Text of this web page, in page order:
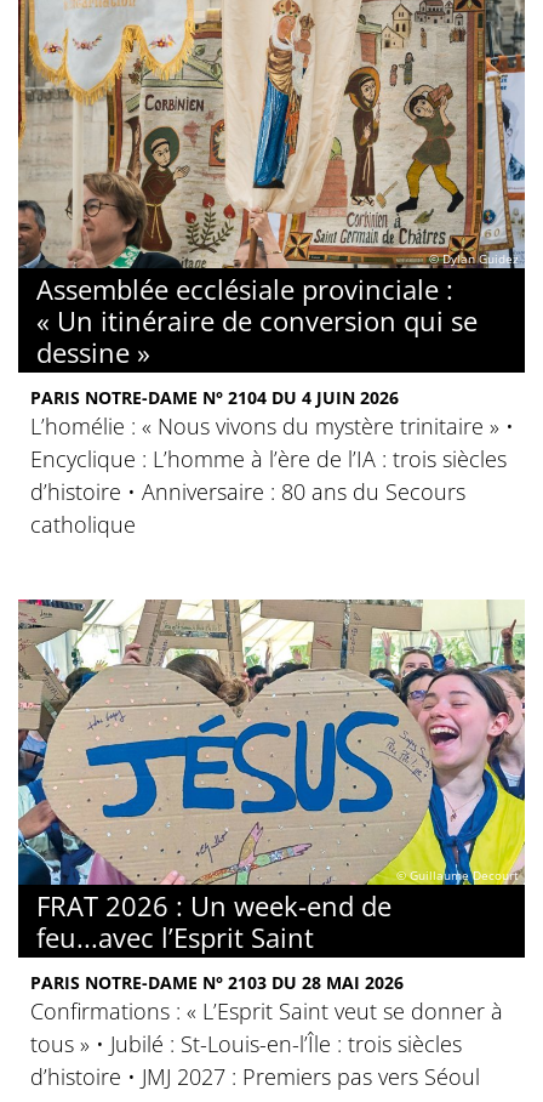
© Dylan Guidez
Assemblée ecclésiale provinciale :
« Un itinéraire de conversion qui se
dessine »
PARIS NOTRE-DAME N° 2104 DU 4 JUIN 2026
L’homélie : « Nous vivons du mystère trinitaire » •
Encyclique : L’homme à l’ère de l’IA : trois siècles
d’histoire • Anniversaire : 80 ans du Secours
catholique
© Guillaume Decourt
FRAT 2026 : Un week-end de
feu...avec l’Esprit Saint
PARIS NOTRE-DAME N° 2103 DU 28 MAI 2026
Confirmations : « L’Esprit Saint veut se donner à
tous » • Jubilé : St-Louis-en-l’Île : trois siècles
d’histoire • JMJ 2027 : Premiers pas vers Séoul